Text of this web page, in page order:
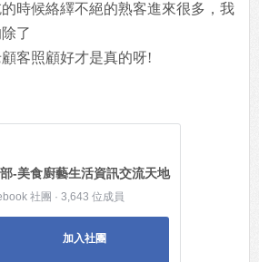
時候絡繹不絕的熟客進來很多，我
了
客照顧好才是真的呀!
-美食廚藝生活資訊交流天地
社團 · 3,643 位成員
加入社團